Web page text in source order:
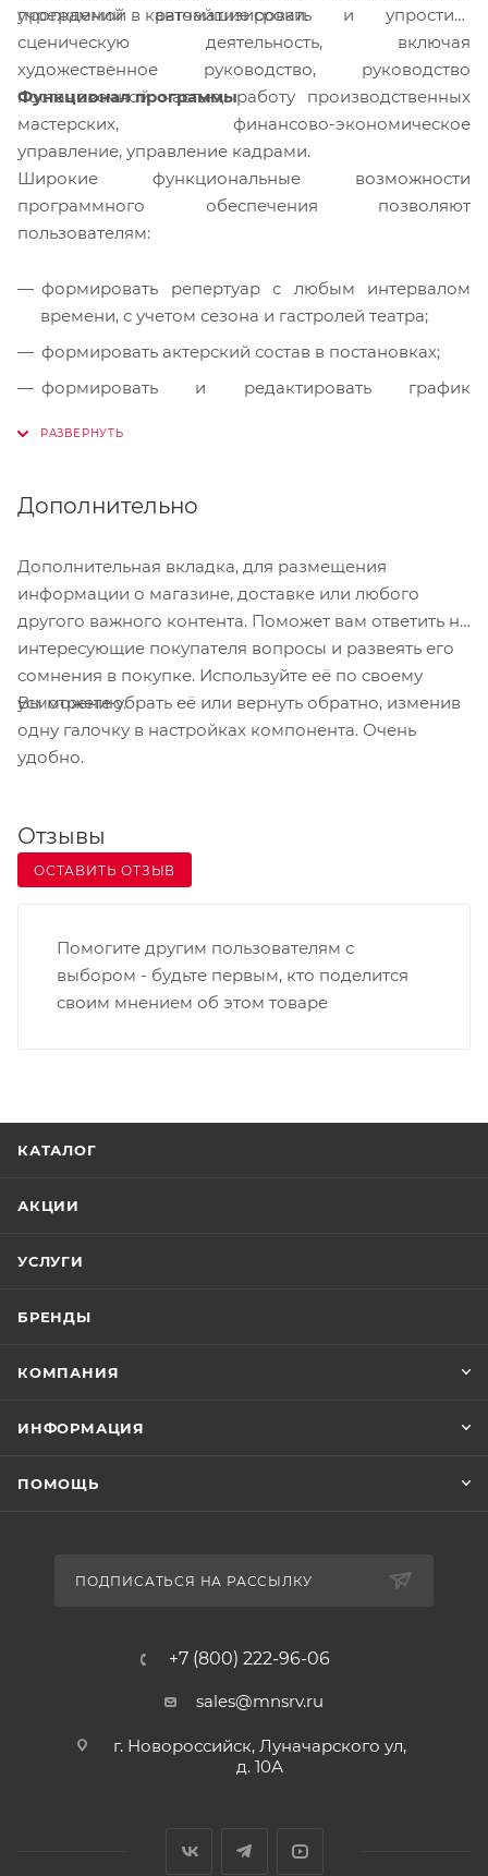
программой в кратчайшие сроки.
учреждений автоматизировать и упростить
сценическую деятельность, включая
художественное руководство, руководство
постановочной частью, работу производственных
мастерских, финансово-экономическое
управление, управление кадрами.
Функционал программы
Широкие функциональные возможности
программного обеспечения позволяют
пользователям:
формировать репертуар с любым интервалом
времени, с учетом сезона и гастролей театра;
формировать актерский состав в постановках;
формировать и редактировать график
мастерских;
декораций,
осуществлять финансовую и экономическую
деятельность;
выполнять отчеты по результатам деятельности
учреждения;
решать кадровые вопросы;
Дополнительно
Дополнительная вкладка, для размещения
информации о магазине, доставке или любого
другого важного контента. Поможет вам ответить на
интересующие покупателя вопросы и развеять его
сомнения в покупке. Используйте её по своему
усмотрению.
Вы можете убрать её или вернуть обратно, изменив
одну галочку в настройках компонента. Очень
удобно.
Отзывы
ОСТАВИТЬ ОТЗЫВ
Помогите другим пользователям с
выбором - будьте первым, кто поделится
своим мнением об этом товаре
КАТАЛОГ
АКЦИИ
УСЛУГИ
БРЕНДЫ
КОМПАНИЯ
ИНФОРМАЦИЯ
ПОМОЩЬ
ПОДПИСАТЬСЯ НА РАССЫЛКУ
+7 (800) 222-96-06
sales@mnsrv.ru
г. Новороссийск, Луначарского ул,
д. 10А